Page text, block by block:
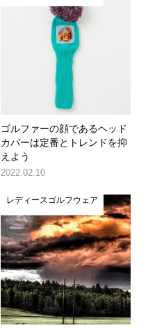
ゴルファーの顔であるヘッド
カバーは定番とトレンドを抑
えよう
2022.02.10
レディースゴルフウェア